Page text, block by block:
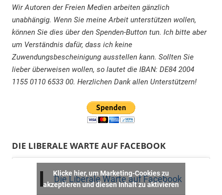
Wir Autoren der Freien Medien arbeiten gänzlich
unabhängig. Wenn Sie meine Arbeit unterstützen wollen,
können Sie dies über den Spenden-Button tun. Ich bitte aber
um Verständnis dafür, dass ich keine
Zuwendungsbescheinigung ausstellen kann. Sollten Sie
lieber überweisen wollen, so lautet die IBAN: DE84 2004
1155 0110 6533 00. Herzlichen Dank allen Unterstützern!
DIE LIBERALE WARTE AUF FACEBOOK
Die Liberale Warte auf Facebook
Klicke hier, um Marketing-Cookies zu
akzeptieren und diesen Inhalt zu aktivieren